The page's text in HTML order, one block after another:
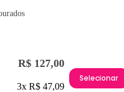
R$ 127,00
3x R$ 47,09
Selecionar